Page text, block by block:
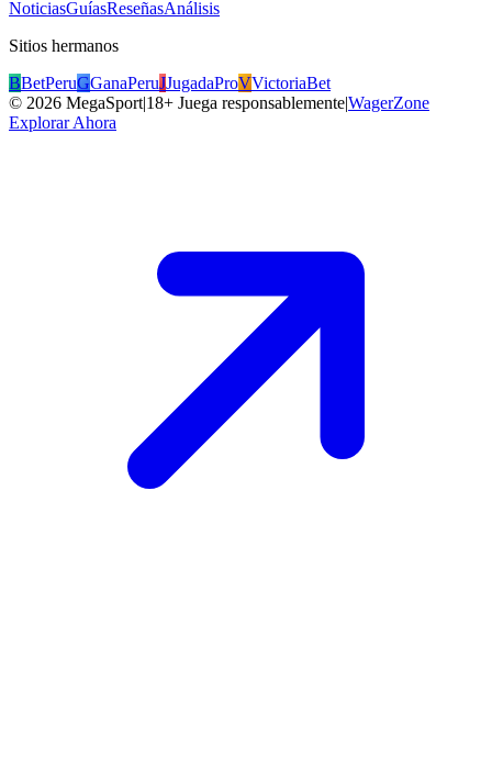
NoticiasGuíasReseñasAnálisis
Sitios hermanos
BBetPeruGGanaPeruJJugadaProVVictoriaBet
© 2026 MegaSport|18+ Juega responsablemente|WagerZone
Explorar Ahora